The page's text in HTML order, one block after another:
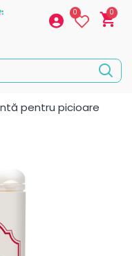
0 0
pentru picioare